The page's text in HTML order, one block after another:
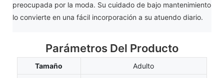
preocupada por la moda. Su cuidado de bajo mantenimiento
lo convierte en una fácil incorporación a su atuendo diario.
Parámetros Del Producto
Tamaño
Adulto